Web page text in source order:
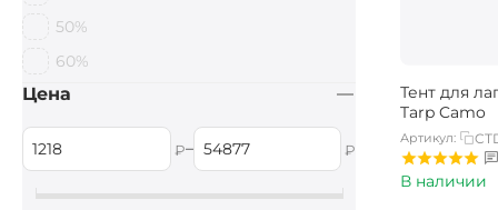
Тент для
Tarp Camo
Артикул:
В наличии
50%
60%
Цена
₽– ₽